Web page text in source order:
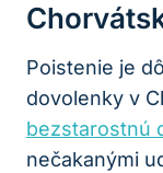
Poistenie je
dovolenky v
bezstarostnú
nečakanými